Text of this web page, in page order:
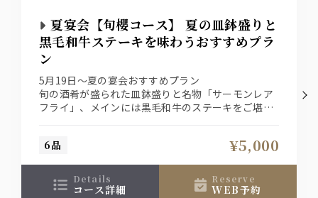
・翠ジンソーダ
・レモンサワー・トマトサワー
・梅サワー・グレープフルーツサワー
・プレーンサワー
酒蔵の果実酒サワー
・香る紅茶サワー
夏宴会【旬櫻コース】 夏の皿鉢盛りと
黒毛和牛ステーキを味わうおすすめプラ
ン
5月19日～夏の宴会おすすめプラン
旬の酒肴が盛られた皿鉢盛りと名物「サーモンレア
フライ」、メインには黒毛和牛のステーキをご堪能
6品
¥5,000
details
コース詳細
reserve
WEB予約